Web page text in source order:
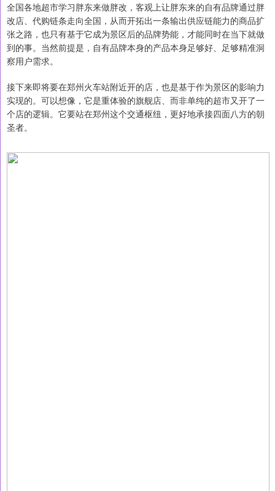
全国各地超市学习胖东来做胖改，客观上让胖东来的自有品牌通过胖
改店、代购链条走向全国，从而开拓出一条输出供应链能力的商品扩
张之路，也只有基于它成为景区后的品牌势能，才能同时在当下就做
到的事。当然前提是，自有品牌本身的产品本身足够好、足够精准洞
察用户需求。
接下来即将要在郑州火车站附近开的店，也是基于作为景区的影响力
实现的。可以想像，它是重体验的旗舰店、而非单纯的超市又开了一
个店的逻辑。它要站在郑州这个交通枢纽，更好地承接四面八方的朝
圣者。